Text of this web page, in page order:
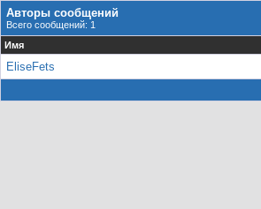
Авторы сообщений
Всего сообщений: 1
Имя
EliseFets